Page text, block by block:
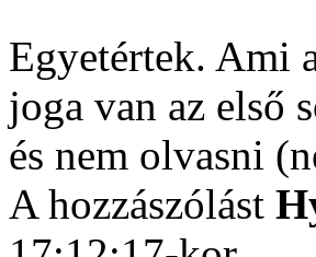
Egyetértek. Ami
joga van az első
és nem olvasni
A hozzászólást